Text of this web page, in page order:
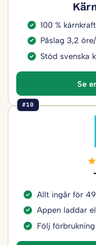
100 %
Påslag 3,2
Stöd svenska
Se
#10
Allt ingår för
Appen laddar
Följ